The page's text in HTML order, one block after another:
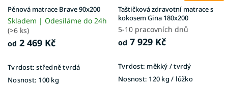
Pěnová matrace Brave 90x200
Skladem | Odesíláme do 24h
(>6 ks)
od 2 469 Kč
Tvrdost: středně tvrdá
Nosnost: 100 kg
Taštičková zdravotní matrace s
kokosem Gina 180x200
5-10 pracovních dnů
od 7 929 Kč
Tvrdost: měkký / tvrdý
Nosnost: 120 kg ​​​​​/ lůžko